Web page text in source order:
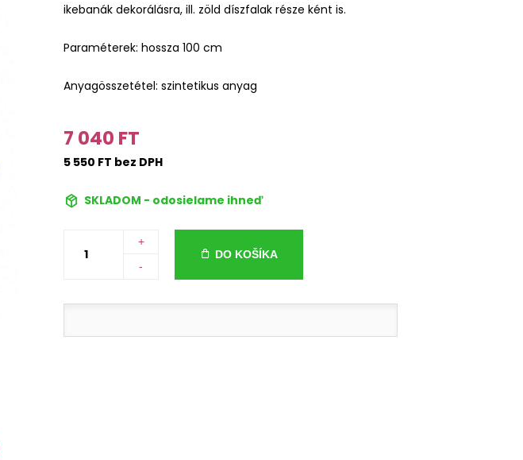
ikebanák dekorálásra, ill. zöld díszfalak része ként is.
Paraméterek: hossza 100 cm
Anyagösszetétel: szintetikus anyag
7 040 FT
5 550 FT bez DPH
SKLADOM - odosielame ihneď
+
-
DO KOŠÍKA